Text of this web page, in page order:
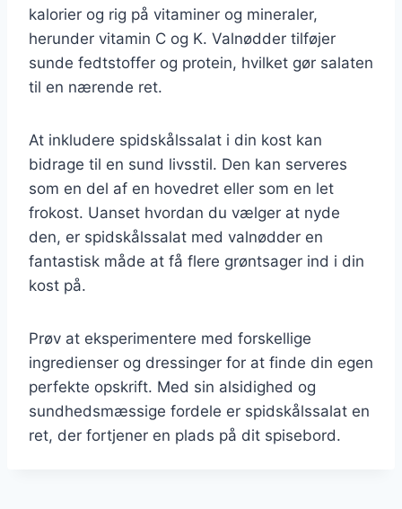
kalorier og rig på vitaminer og mineraler,
herunder vitamin C og K. Valnødder tilføjer
sunde fedtstoffer og protein, hvilket gør salaten
til en nærende ret.
At inkludere spidskålssalat i din kost kan
bidrage til en sund livsstil. Den kan serveres
som en del af en hovedret eller som en let
frokost. Uanset hvordan du vælger at nyde
den, er spidskålssalat med valnødder en
fantastisk måde at få flere grøntsager ind i din
kost på.
Prøv at eksperimentere med forskellige
ingredienser og dressinger for at finde din egen
perfekte opskrift. Med sin alsidighed og
sundhedsmæssige fordele er spidskålssalat en
ret, der fortjener en plads på dit spisebord.